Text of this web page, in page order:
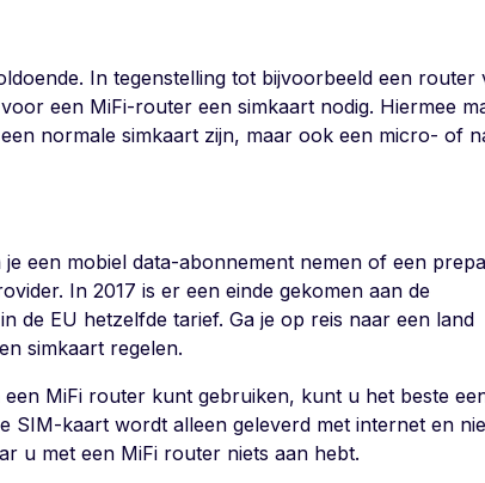
In tegenstelling tot bijvoorbeeld een router
een MiFi-router een simkaart nodig. Hiermee
normale simkaart zijn, maar ook een micro- of
een mobiel data-abonnement nemen of een
In 2017 is er een einde gekomen aan de
de EU hetzelfde tarief. Ga je op reis naar een land
simkaart regelen.
MiFi router kunt gebruiken, kunt u het beste
SIM-kaart wordt alleen geleverd met internet en
u met een MiFi router niets aan hebt.